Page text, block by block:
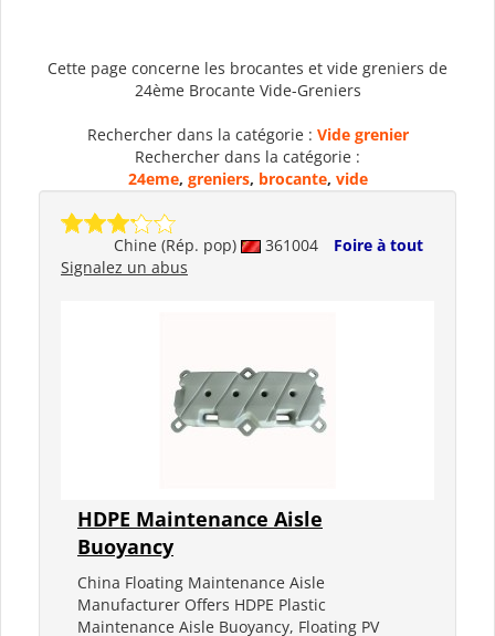
Cette page concerne les brocantes et vide greniers de
24ème Brocante Vide-Greniers
Rechercher dans la catégorie : Vide grenier
Rechercher dans la catégorie :
24eme, greniers, brocante, vide
Chine (Rép. pop) 361004
Foire à tout
Signalez un abus
HDPE Maintenance Aisle
Buoyancy
China Floating Maintenance Aisle
Manufacturer Offers HDPE Plastic
Maintenance Aisle Buoyancy, Floating PV